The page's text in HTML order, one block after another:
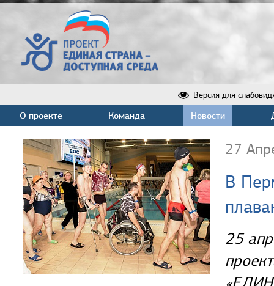
Версия для
О проекте Команда Новости
27
В
25